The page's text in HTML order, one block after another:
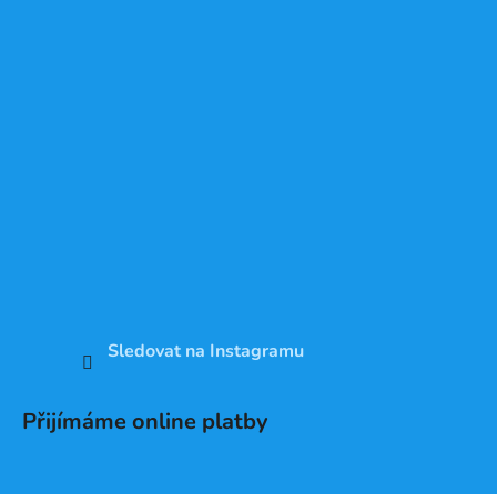
Sledovat na Instagramu
Přijímáme online platby